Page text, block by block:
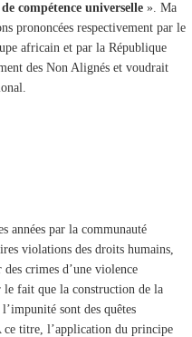
compétence universelle ». Ma
prononcées respectivement par le
africain et par la République
des Non Alignés et voudrait
années par la communauté
violations des droits humains,
crimes d’une violence
fait que la construction de la
sont des quêtes
ce titre, l’application du principe